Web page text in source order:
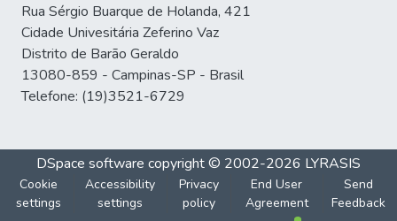
Rua Sérgio Buarque de Holanda, 421
Cidade Univesitária Zeferino Vaz
Distrito de Barão Geraldo
13080-859 - Campinas-SP - Brasil
Telefone: (19)3521-6729
DSpace software copyright © 2002-2026 LYRASIS
Cookie
settings
Accessibility
settings
Privacy
policy
End User
Agreement
Send
Feedback